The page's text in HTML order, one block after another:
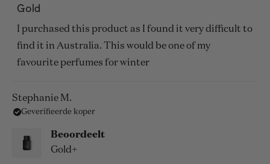
met
5
van
de
5
Gold
I purchased this product as I found it very difficult to
find it in Australia. This would be one of my
favourite perfumes for winter
Stephanie M.
Geverifieerde koper
Beoordeelt
Gold+